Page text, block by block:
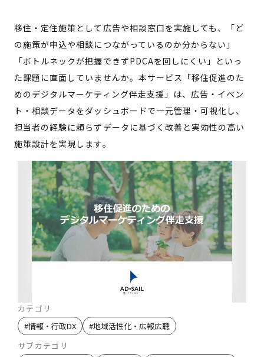
移住・定住施策として広告や相談窓口を実施しても、「ど
の施策が申込や相談につながっているのか分からない」
「ボトルネックが把握できずPDCAを回しにくい」といっ
た課題に直面していませんか。本サービス「移住促進のた
めのデジタルマーケティング伴走支援」は、広告・イベン
ト・相談データをダッシュボードで一元管理・可視化し、
担当者の経験に頼らずデータに基づく改善と実効性の高い
施策設計を実現します。
カテゴリ
#情報・行政DX #地域活性化・広報広聴
サブカテゴリ